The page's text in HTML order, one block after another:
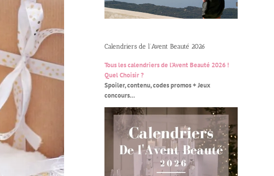
Calendriers de l’Avent Beauté 2026
Tous les calendriers de l’Avent Beauté 2026 !
Quel Choisir ?
Spoiler, contenu, codes promos + Jeux
concours…